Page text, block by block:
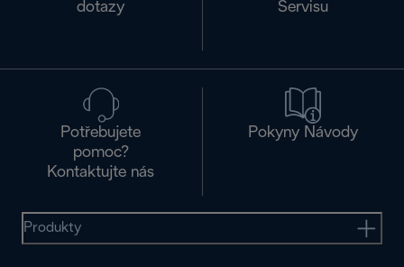
dotazy
Servisu
Potřebujete
pomoc?
Kontaktujte nás
Pokyny Návody
Produkty